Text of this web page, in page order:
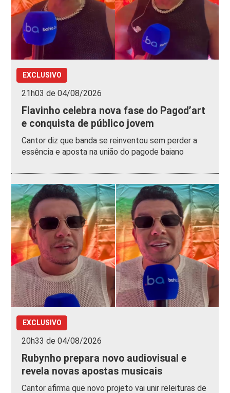
EXCLUSIVO
21h03 de 04/08/2026
Flavinho celebra nova fase do Pagod’art
e conquista de público jovem
Cantor diz que banda se reinventou sem perder a
essência e aposta na união do pagode baiano
EXCLUSIVO
20h33 de 04/08/2026
Rubynho prepara novo audiovisual e
revela novas apostas musicais
Cantor afirma que novo projeto vai unir releituras de